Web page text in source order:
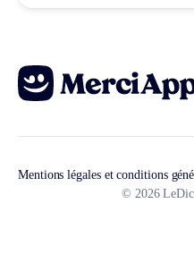
Mentions légales et conditions
© 2026